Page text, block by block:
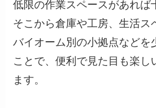
低限の作業スペースがあれば
そこから倉庫や工房、生活ス
バイオーム別の小拠点などを
ことで、便利で見た目も楽し
ます。